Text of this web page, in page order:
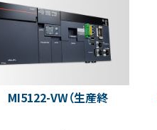
VW（生産終